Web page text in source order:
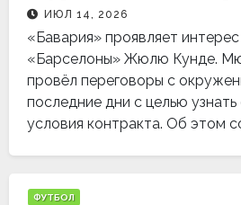
ИЮЛ 14, 2026
«Бавария» проявляет
«Барселоны» Жюлю Кунде.
провёл переговоры с
последние дни с целью
условия контракта. Об этом
ФУТБОЛ